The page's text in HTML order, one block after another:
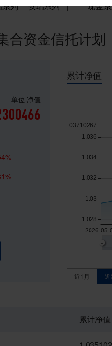
系列 安瑞系列 | 现金
合资金信托计划
单位 净值
累计净值
近1月 近
累计净值